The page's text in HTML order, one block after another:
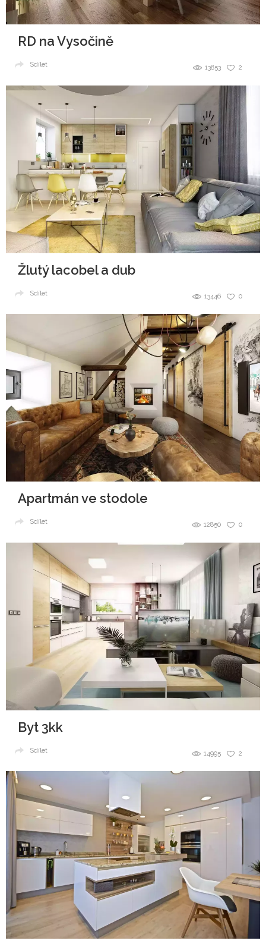
RD na Vysočině
2
13853
Sdílet
Žlutý lacobel a dub
0
13446
Sdílet
Apartmán ve stodole
0
12850
Sdílet
Byt 3kk
2
14995
Sdílet